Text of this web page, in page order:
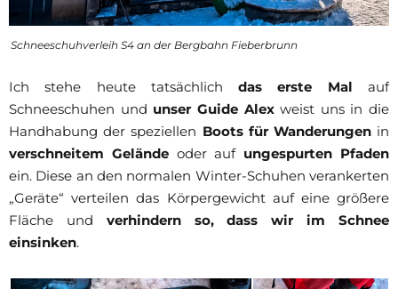
Schneeschuhverleih S4 an der Bergbahn Fieberbrunn
Ich stehe heute tatsächlichdas erste Mal auf
Schneeschuhen und unser Guide Alexweist uns in die
Handhabung der speziellen Boots für Wanderungenin
verschneitem Geländeoder auf ungespurten Pfaden
ein. Diese an den normalen Winter-Schuhen verankerten
„Geräte“ verteilen das Körpergewicht auf eine größere
Fläche und verhindern so, dass wir im Schnee
einsinken.